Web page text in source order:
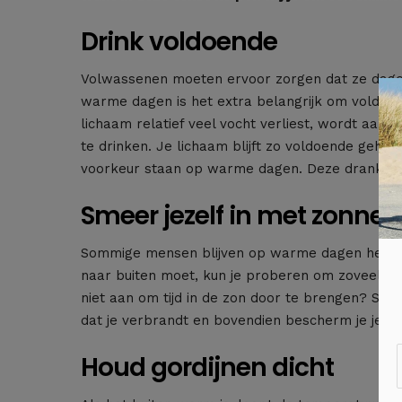
Drink voldoende
Volwassenen moeten ervoor zorgen dat ze
warme dagen is het extra belangrijk om
lichaam relatief veel vocht verliest, wordt
te drinken. Je lichaam blijft zo voldoende
voorkeur staan op warme dagen. Deze
Smeer jezelf in met
Sommige mensen blijven op warme dagen het
naar buiten moet, kun je proberen om zoveel
niet aan om tijd in de zon door te brengen?
dat je verbrandt en bovendien bescherm je je
Houd gordijnen dicht